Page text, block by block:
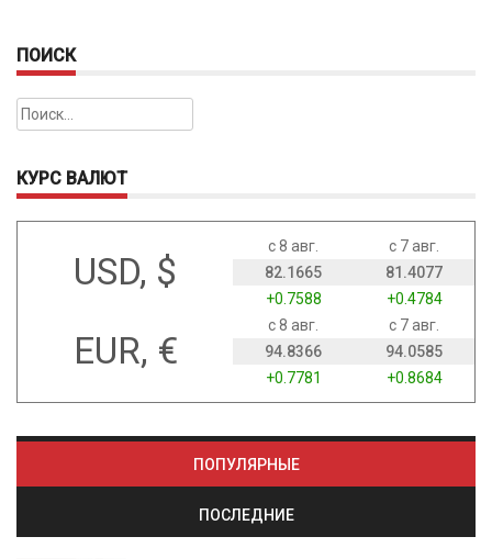
ПОИСК
Найти:
КУРС ВАЛЮТ
USD, $
с 8 авг.
с 7 авг.
82.1665
81.4077
+0.7588
+0.4784
EUR, €
с 8 авг.
с 7 авг.
94.8366
94.0585
+0.7781
+0.8684
ПОПУЛЯРНЫЕ
ПОСЛЕДНИЕ